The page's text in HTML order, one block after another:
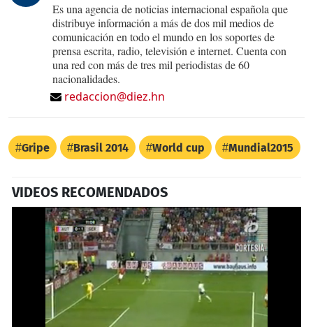
Es una agencia de noticias internacional española que
distribuye información a más de dos mil medios de
comunicación en todo el mundo en los soportes de
prensa escrita, radio, televisión e internet. Cuenta con
una red con más de tres mil periodistas de 60
nacionalidades.
redaccion@diez.hn
Gripe Brasil 2014 World cup Mundial2015
VIDEOS RECOMENDADOS